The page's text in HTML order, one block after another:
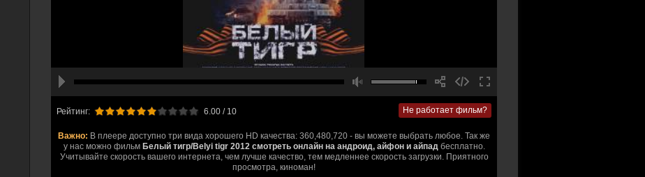
Рейтинг:
6.00 / 10 Не работает фильм?
Важно: В плеере доступно три вида хорошего HD качества: 360,480,720 - вы можете выбрать любое. Так же
у нас можно фильм Белый тигр/Belyi tigr 2012 смотреть онлайн на андроид, айфон и айпадбесплатно.
Учитывайте скорость вашего интернета, чем лучше качество, тем медленнее скорость загрузки. Приятного
просмотра, киноман!